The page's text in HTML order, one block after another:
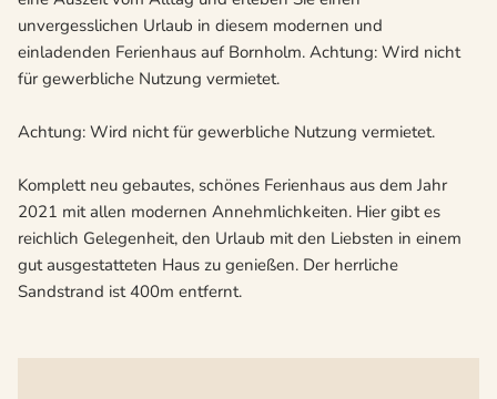
unvergesslichen Urlaub in diesem modernen und
einladenden Ferienhaus auf Bornholm. Achtung: Wird nicht
für gewerbliche Nutzung vermietet.
Achtung: Wird nicht für gewerbliche Nutzung vermietet.
Komplett neu gebautes, schönes Ferienhaus aus dem Jahr
2021 mit allen modernen Annehmlichkeiten. Hier gibt es
reichlich Gelegenheit, den Urlaub mit den Liebsten in einem
gut ausgestatteten Haus zu genießen. Der herrliche
Sandstrand ist 400m entfernt.